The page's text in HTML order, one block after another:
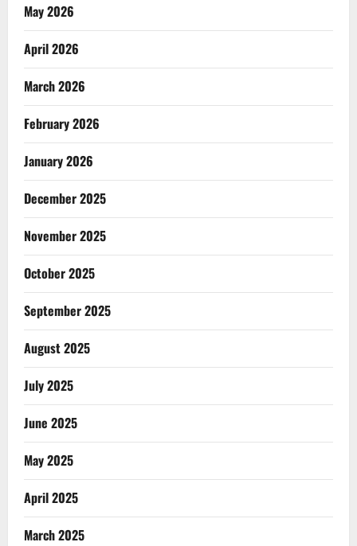
May 2026
April 2026
March 2026
February 2026
January 2026
December 2025
November 2025
October 2025
September 2025
August 2025
July 2025
June 2025
May 2025
April 2025
March 2025